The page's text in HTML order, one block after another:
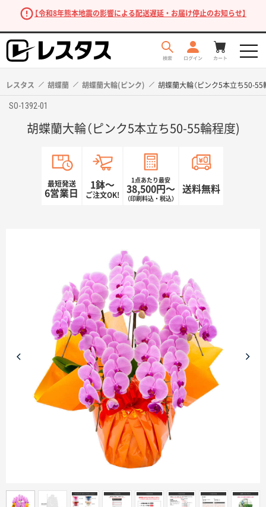
【令和8年熊本地震の影響による配送遅延・お届け停止のお知らせ】
商品カテゴリーから探す
ターゲットから探す
目的・シーンから探す
印刷色から探す
レスタス 胡蝶蘭 胡蝶蘭大輪(ピンク) 胡蝶蘭大輪（ピンク5本立ち50-55
SO-1392-01
胡蝶蘭大輪（ピンク5本立ち50-55輪程度)
最短発送
6営業日
1鉢〜
ご注文OK!
1点あたり最安
38,500円〜
（印刷料込・税込）
送料無料